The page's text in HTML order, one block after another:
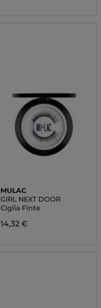
MULAC
GIRL NEXT DOOR
Ciglia Finte
14,32 €